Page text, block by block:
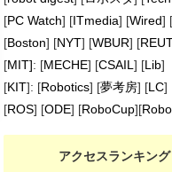
[PC Watch] [ITmedia] [Wired] [
[Boston] [NYT] [WBUR] [
[MIT]: [MECHE] [CSAIL ] [Lib]
[KIT]: [Robotics] [夢考房] [LC]
[ROS] [ODE] [RoboCup][
アクセスランキング